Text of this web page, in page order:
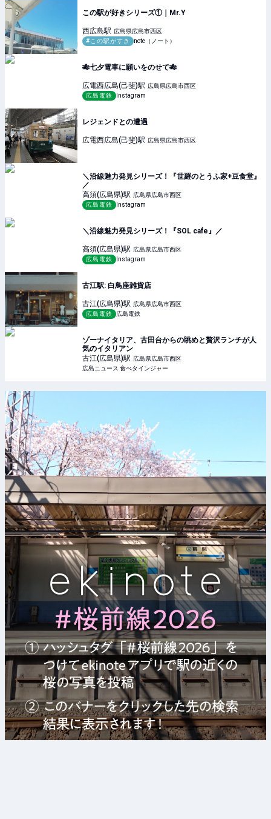
この駅が好きシリーズ①｜Mr.Y
西広島駅 広島県広島市西区
#この駅がすき
note（ノート）
🎋七夕電車に願いをのせて🎋
広電西広島(己斐)駅 広島県広島市西区
広島電鉄
Instagram
レジェンドとの遭遇
広電西広島(己斐)駅 広島県広島市西区
＼沿線魅力発見シリーズ！『世羅のとうふ家+豆食堂』
／
高須(広島県)駅 広島県広島市西区
広島電鉄
Instagram
＼沿線魅力発見シリーズ！『SOL cafe』／
高須(広島県)駅 広島県広島市西区
広島電鉄
Instagram
古江駅: 白鳥座雑貨店
古江(広島県)駅 広島県広島市西区
広島電鉄
広島電鉄
ゾーナイタリア、古田台からの眺めと贅沢ランチが人
気のイタリアン
古江(広島県)駅 広島県広島市西区
広島ニュース 食べタインジャー